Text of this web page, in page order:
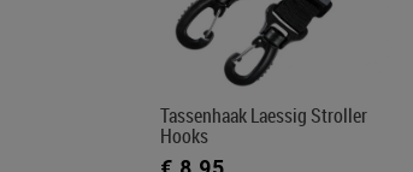
Tassenhaak Laessig Stroller
Hooks